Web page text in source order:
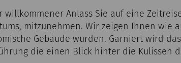
willkommener Anlass Sie auf eine
mitzunehmen. Wir zeigen Ihnen wie
Gebäude wurden. Garniert wird
die einen Blick hinter die Kulissen